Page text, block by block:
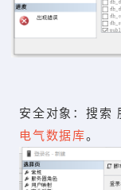
安全对象：搜索
电气数据库。